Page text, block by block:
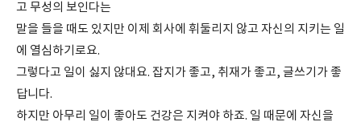
고 무성의 보인다는
말을 들을 때도 있지만 이제 회사에 휘둘리지 않고 자신의 지키는 일
에 열심하기로요.
그렇다고 일이 싫지 않대요. 잡지가 좋고, 취재가 좋고, 글쓰기가 좋
답니다.
하지만 아무리 일이 좋아도 건강은 지켜야 하죠. 일 때문에 자신을